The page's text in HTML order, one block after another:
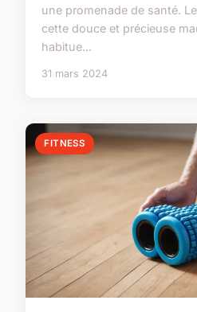
une promenade de santé.
cette douce et précieuse
habitue...
31 mars 2024
FITNESS